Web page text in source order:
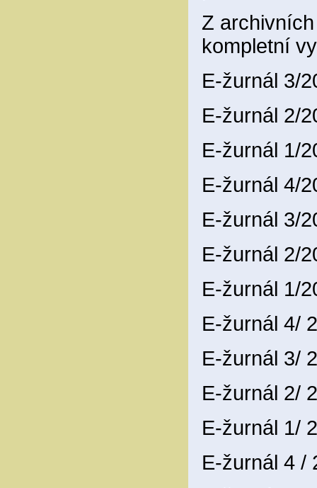
Z
kompletní
E-žurnál 3/
E-žurnál 2/
E-žurnál 1/
E-žurnál 4/
E-žurnál 3/
E-žurnál 2/
E-žurnál 1/
E-žurnál 4/
E-žurnál 3/
E-žurnál 2/
E-žurnál 1/
E-žurnál 4 /